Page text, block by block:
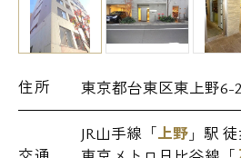
住所 東京都台東区東上野6-
JR山手線「上野 」駅